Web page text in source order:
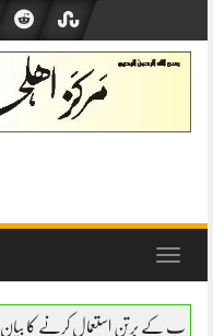
content
Toggle
کا بیان – مولانا ابو بکر صدیق حفظہ اللہ